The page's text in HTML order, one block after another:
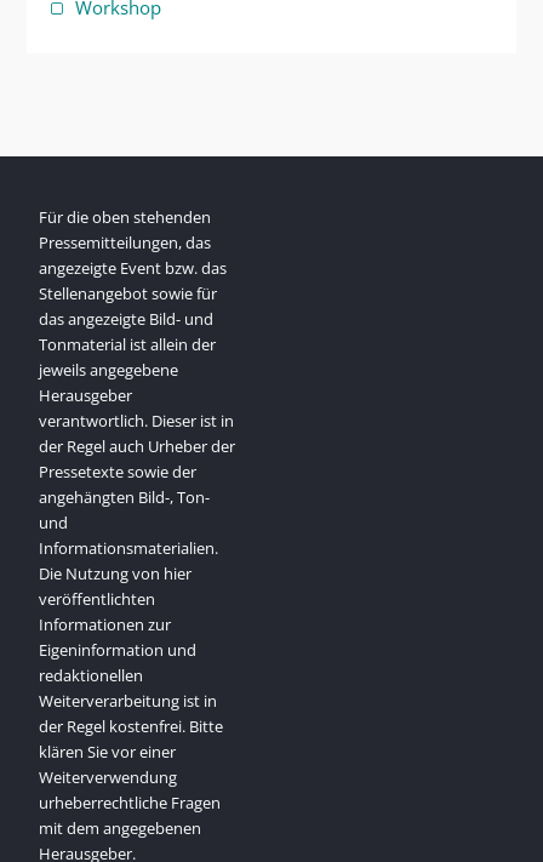
Workshop
Für die oben stehenden
Pressemitteilungen, das
angezeigte Event bzw. das
Stellenangebot sowie für
das angezeigte Bild- und
Tonmaterial ist allein der
jeweils angegebene
Herausgeber
verantwortlich. Dieser ist in
der Regel auch Urheber der
Pressetexte sowie der
angehängten Bild-, Ton-
und
Informationsmaterialien.
Die Nutzung von hier
veröffentlichten
Informationen zur
Eigeninformation und
redaktionellen
Weiterverarbeitung ist in
der Regel kostenfrei. Bitte
klären Sie vor einer
Weiterverwendung
urheberrechtliche Fragen
mit dem angegebenen
Herausgeber.